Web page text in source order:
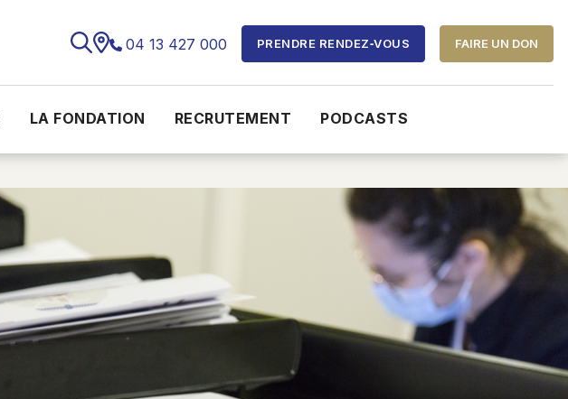
04 13 427 000 PRENDRE RENDEZ‑VOUS FAIRE UN DON
LA FONDATION RECRUTEMENT PODCASTS